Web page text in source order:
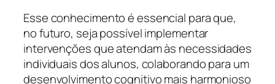
Esse conhecimento é essencial para que,
no futuro, seja possível implementar
intervenções que atendam às necessidades
individuais dos alunos, colaborando para um
desenvolvimento cognitivo mais harmonioso